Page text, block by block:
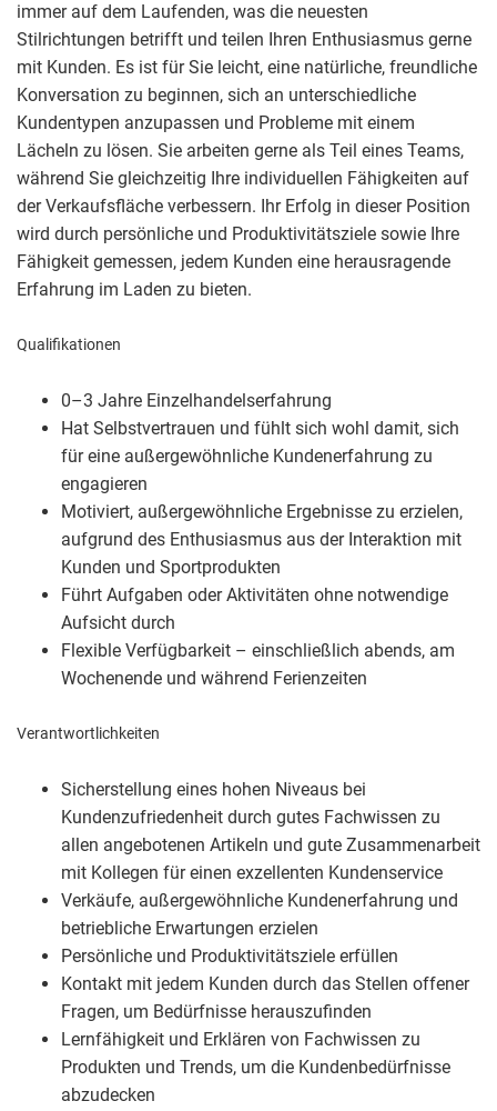
immer auf dem Laufenden, was die neuesten
Stilrichtungen betrifft und teilen Ihren Enthusiasmus gerne
mit Kunden. Es ist für Sie leicht, eine natürliche, freundliche
Konversation zu beginnen, sich an unterschiedliche
Kundentypen anzupassen und Probleme mit einem
Lächeln zu lösen. Sie arbeiten gerne als Teil eines Teams,
während Sie gleichzeitig Ihre individuellen Fähigkeiten auf
der Verkaufsfläche verbessern. Ihr Erfolg in dieser Position
wird durch persönliche und Produktivitätsziele sowie Ihre
Fähigkeit gemessen, jedem Kunden eine herausragende
Erfahrung im Laden zu bieten.
Qualifikationen
0–3 Jahre Einzelhandelserfahrung
Hat Selbstvertrauen und fühlt sich wohl damit, sich
für eine außergewöhnliche Kundenerfahrung zu
engagieren
Motiviert, außergewöhnliche Ergebnisse zu erzielen,
aufgrund des Enthusiasmus aus der Interaktion mit
Kunden und Sportprodukten
Führt Aufgaben oder Aktivitäten ohne notwendige
Aufsicht durch
Flexible Verfügbarkeit – einschließlich abends, am
Wochenende und während Ferienzeiten
Verantwortlichkeiten
Sicherstellung eines hohen Niveaus bei
Kundenzufriedenheit durch gutes Fachwissen zu
allen angebotenen Artikeln und gute Zusammenarbeit
mit Kollegen für einen exzellenten Kundenservice
Verkäufe, außergewöhnliche Kundenerfahrung und
betriebliche Erwartungen erzielen
Persönliche und Produktivitätsziele erfüllen
Kontakt mit jedem Kunden durch das Stellen offener
Fragen, um Bedürfnisse herauszufinden
Lernfähigkeit und Erklären von Fachwissen zu
Produkten und Trends, um die Kundenbedürfnisse
abzudecken